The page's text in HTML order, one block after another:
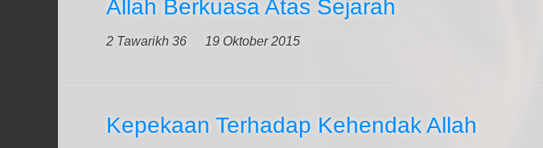
Allah Berkuasa Atas Sejarah
2 Tawarikh 36 19 Oktober 2015
Kepekaan Terhadap Kehendak Allah